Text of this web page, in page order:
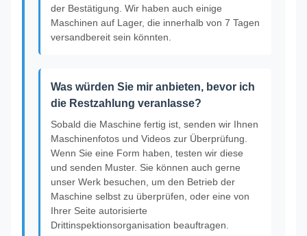
der Bestätigung. Wir haben auch einige
Maschinen auf Lager, die innerhalb von 7 Tagen
versandbereit sein könnten.
Was würden Sie mir anbieten, bevor ich
die Restzahlung veranlasse?
Sobald die Maschine fertig ist, senden wir Ihnen
Maschinenfotos und Videos zur Überprüfung.
Wenn Sie eine Form haben, testen wir diese
und senden Muster. Sie können auch gerne
unser Werk besuchen, um den Betrieb der
Maschine selbst zu überprüfen, oder eine von
Ihrer Seite autorisierte
Drittinspektionsorganisation beauftragen.